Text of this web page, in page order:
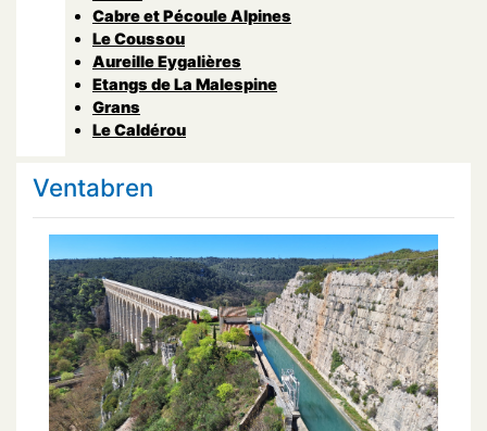
Cabre et Pécoule Alpines
Le Coussou
Aureille Eygalières
Etangs de La Malespine
Grans
Le Caldérou
Ventabren